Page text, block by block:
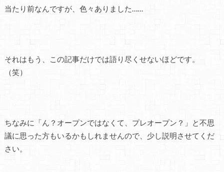
当たり前なんですが、色々ありました……
それはもう、この記事だけでは語り尽くせないほどです。
（笑）
ちなみに「ん？オープンではなくて、プレオープン？」と不思
議に思った方もいるかもしれませんので、少し説明させてくだ
さい。